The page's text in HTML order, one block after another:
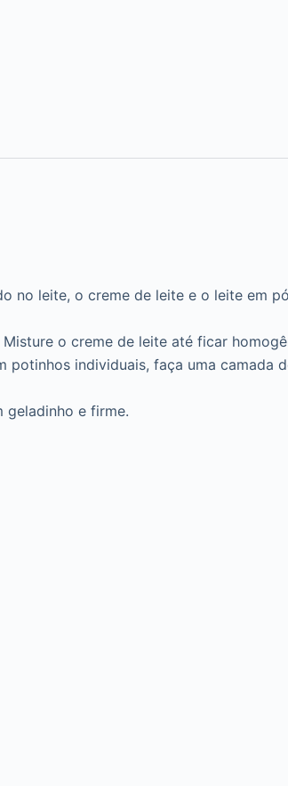
no leite, o creme de leite e o leite em
o creme de leite até ficar
individuais, faça uma camada
geladinho e firme.